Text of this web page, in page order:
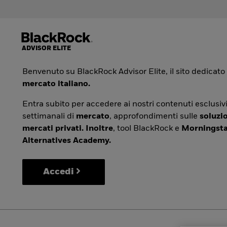
Benvenuto su BlackRock Advisor Elite, il sito dedicato
mercato italiano.
Entra subito per accedere ai nostri contenuti
settimanali di mercato, approfondimenti sulle
mercati privati. Inoltre, tool BlackRock e
Alternatives Academy.
Accedi